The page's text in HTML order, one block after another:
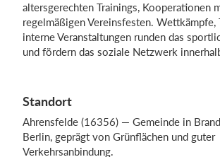
altersgerechten Trainings, Kooperationen
regelmäßigen Vereinsfesten. Wettkämpfe,
interne Veranstaltungen runden das
und fördern das soziale Netzwerk
Standort
Ahrensfelde (16356) — Gemeinde in
Berlin, geprägt von Grünflächen und guter
Verkehrsanbindung.